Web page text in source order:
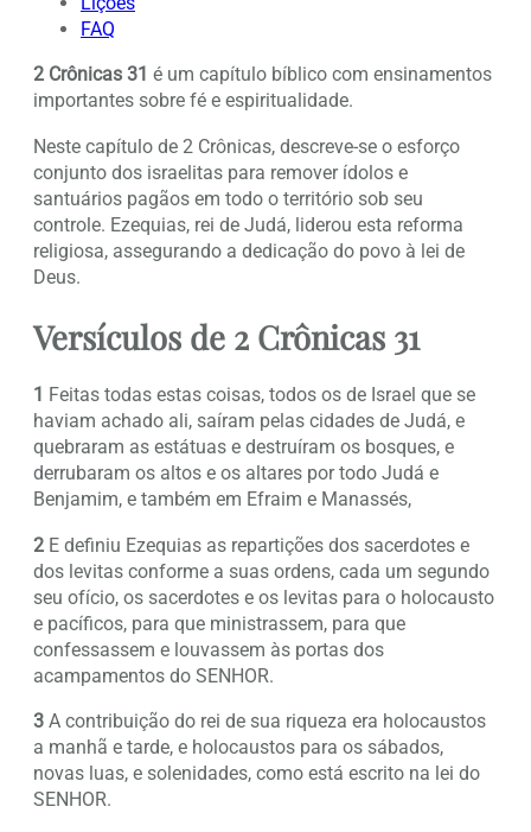
FAQ
2 Crônicas 31 é um capítulo bíblico com ensinamentos
importantes sobre fé e espiritualidade.
Neste capítulo de 2 Crônicas, descreve-se o esforço
conjunto dos israelitas para remover ídolos e
santuários pagãos em todo o território sob seu
controle. Ezequias, rei de Judá, liderou esta reforma
religiosa, assegurando a dedicação do povo à lei de
Deus.
Versículos de 2 Crônicas 31
1 Feitas todas estas coisas, todos os de Israel que se
haviam achado ali, saíram pelas cidades de Judá, e
quebraram as estátuas e destruíram os bosques, e
derrubaram os altos e os altares por todo Judá e
Benjamim, e também em Efraim e Manassés,
2 E definiu Ezequias as repartições dos sacerdotes e
dos levitas conforme a suas ordens, cada um segundo
seu ofício, os sacerdotes e os levitas para o holocausto
e pacíficos, para que ministrassem, para que
confessassem e louvassem às portas dos
acampamentos do SENHOR.
3 A contribuição do rei de sua riqueza era holocaustos
a manhã e tarde, e holocaustos para os sábados,
novas luas, e solenidades, como está escrito na lei do
SENHOR.